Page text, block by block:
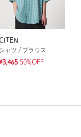
シャツ / ブラウス
50%OFF